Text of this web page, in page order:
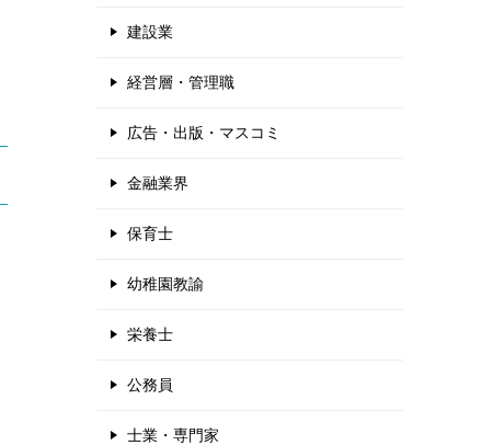
建設業
経営層・管理職
広告・出版・マスコミ
金融業界
保育士
幼稚園教諭
栄養士
公務員
士業・専門家